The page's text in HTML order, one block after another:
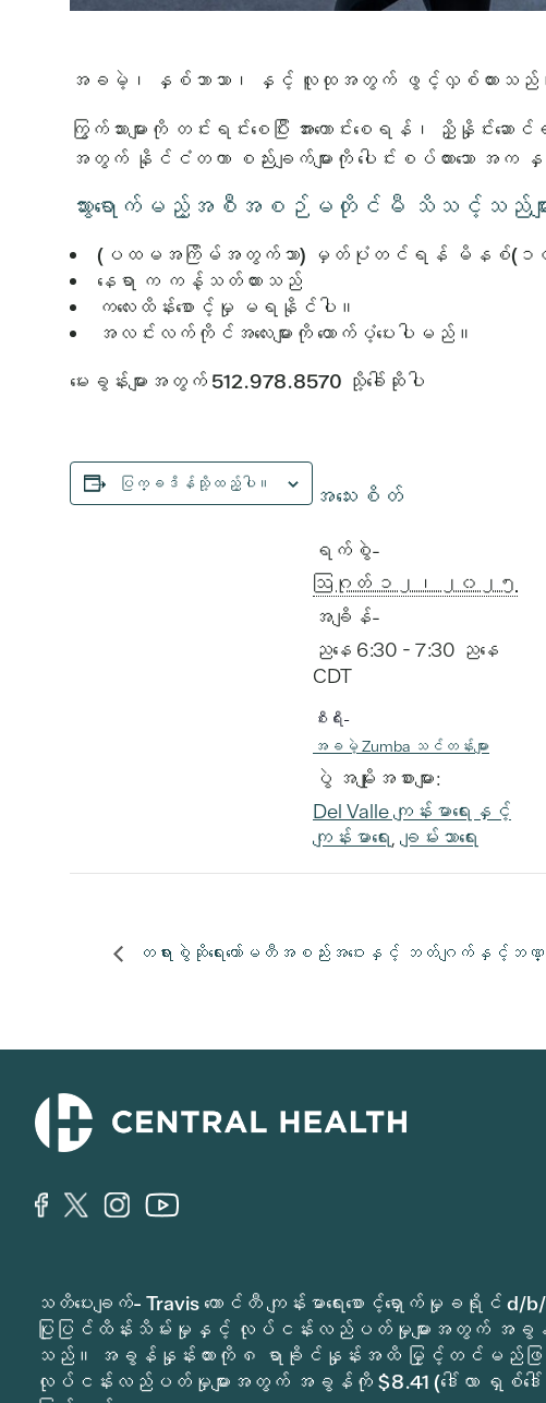
အခမဲ့၊ နှစ်ဘာသာ၊ နှင့် လူထုအတွက် ဖွင့်လှစ်ထားသည်
ကြွက်သားများကို တင်းရင်းစေပြီး အားကောင်းစေရ
အတွက် နိုင်ငံတကာ စည်းချက်များကို ပေါင်းစပ်ထားသော အက
သွားရောက်မည့်အစီအစဉ်မတိုင်မီ သိသင့်သည်မျာ
(ပထမအကြိမ်အတွက်သာ) မှတ်ပုံတင်ရန် မိနစ်(၁၀)
နေရာ က ကန့်သတ်ထားသည်
ကလေးထိန်းစောင့်မှု မရနိုင်ပါ။
အလင်းလက်ကိုင်အလေးများကို ထောက်ပံ့ပေးပါမည်။
မေးခွန်းများအတွက် 512.978.8570 သို့ခေါ်ဆိုပါ
ပြက္ခဒိန်သို့ထည့်ပါ။ အသေးစိတ်
ရက်စွဲ-
ဩဂုတ် ၁၂၊ ၂၀၂၅
အချိန်-
ညနေ 6:30 - 7:30 ညနေ
CDT
စီးရီး-
အခမဲ့ Zumba သင်တန်းများ
ပွဲ အမျိုးအစားများ:
Del Valle ကျန်းမာရေးနှင့်
ကျန်းမာရေး ချမ်းသာရေး
တရားစွဲဆိုရေးကော်မတီအစည်းအဝေးနှင့် ဘတ်ဂျက်နှင့်ဘဏ္ဍ
သတိပေးချက်- Travis ကောင်တီ ကျန်းမာရေးစောင့်ရှောက်မှု
ပြုပြင်ထိန်းသိမ်းမှုနှင့် လုပ်ငန်းလည်ပတ်မှုများအတွက်
သည်။ အခွန်နှုန်းထားကို ၈ ရာခိုင်နှုန်းအထိ မြှင့်တင်မည်ဖြ
လုပ်ငန်းလည်ပတ်မှုများအတွက် အခွန်ကို $8.41 (ဒေါ်လာ ရှ